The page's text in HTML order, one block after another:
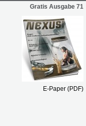
Gratis Ausgabe 71
E-Paper (PDF)